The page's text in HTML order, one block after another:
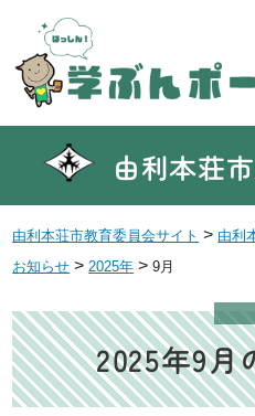
由利本荘
由利本荘市教育委員会サイト > 由利
お知らせ > 2025年 >9月
2025年9月